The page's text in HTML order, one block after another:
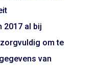
2017 al bij
om te
van